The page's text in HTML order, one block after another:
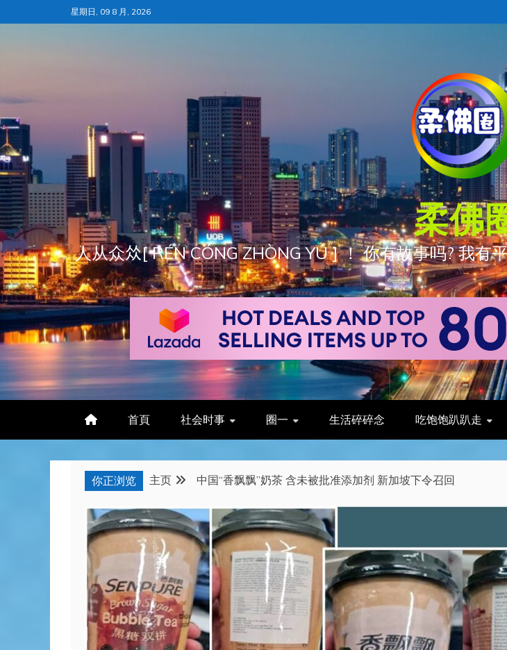
至
星期日, 09 8 月, 2026
柔佛
人从众𠈌[ RÉN CÓNG ZHÒNG YÚ ] ！ 你有故事吗? 我
首頁 社会时事 圈一 生活碎碎念 吃饱饱趴趴走
你正浏览 主页 中国“香飘飘”奶茶 含未被批准添加剂 新加坡下令召回